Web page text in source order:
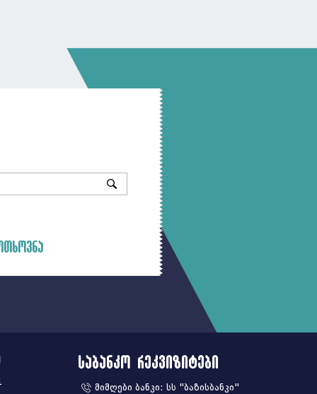
საბანკო რეკვიზიტები
მიმღები ბანკი: სს "ბაზისბანკი"